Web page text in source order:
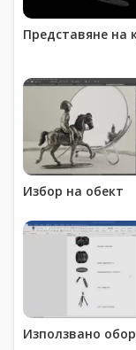
Представяне на
Избор на обект
Използвано